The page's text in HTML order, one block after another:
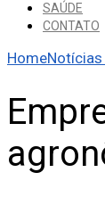
SAÚDE
CONTATO
Home